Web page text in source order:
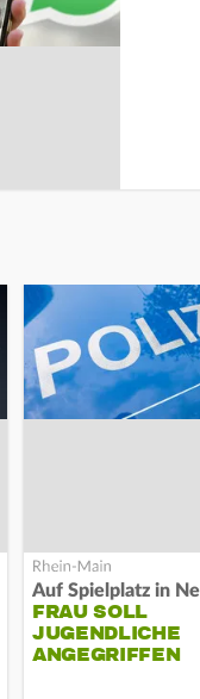
FRAU SOLL
JUGENDLICHE
ANGEGRIFFEN